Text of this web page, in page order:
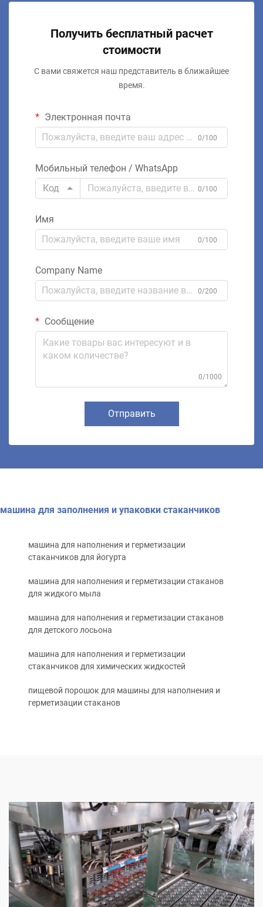
Получить бесплатный расчет
стоимости
С вами свяжется наш представитель в ближайшее
время.
Электронная почта
0/100
Мобильный телефон / WhatsApp
Код
0/100
Имя
0/100
Company Name
0/200
Сообщение
0/1000
Отправить
машина для заполнения и упаковки стаканчиков
машина для наполнения и герметизации
стаканчиков для йогурта
машина для наполнения и герметизации стаканов
для жидкого мыла
машина для наполнения и герметизации стаканов
для детского лосьона
машина для наполнения и герметизации
стаканчиков для химических жидкостей
пищевой порошок для машины для наполнения и
герметизации стаканов